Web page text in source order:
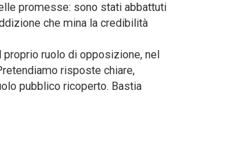
promesse: sono stati abbattuti
che mina la credibilità
ruolo di opposizione, nel
risposte chiare,
pubblico ricoperto. Bastia